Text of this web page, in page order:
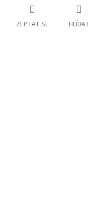
ZEPTAT SE HLÍDAT